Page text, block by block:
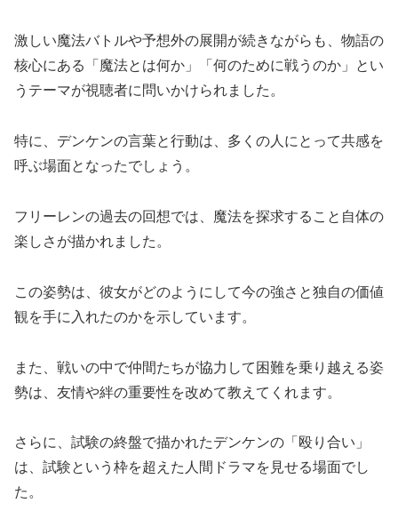
激しい魔法バトルや予想外の展開が続きながらも、物語の
核心にある「魔法とは何か」「何のために戦うのか」とい
うテーマが視聴者に問いかけられました。
特に、デンケンの言葉と行動は、多くの人にとって共感を
呼ぶ場面となったでしょう。
フリーレンの過去の回想では、魔法を探求すること自体の
楽しさが描かれました。
この姿勢は、彼女がどのようにして今の強さと独自の価値
観を手に入れたのかを示しています。
また、戦いの中で仲間たちが協力して困難を乗り越える姿
勢は、友情や絆の重要性を改めて教えてくれます。
さらに、試験の終盤で描かれたデンケンの「殴り合い」
は、試験という枠を超えた人間ドラマを見せる場面でし
た。